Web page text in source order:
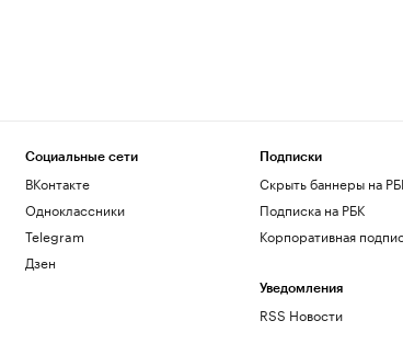
Социальные сети
ВКонтакте
Одноклассники
Telegram
Дзен
Подписки
Скрыть баннеры на
Подписка на РБК
Корпоративная
Уведомления
RSS Новости